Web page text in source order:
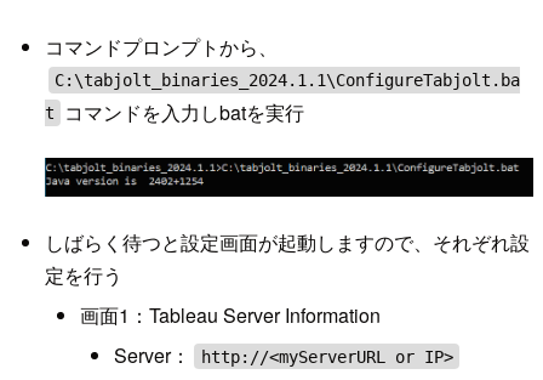
コマンドプロンプトから、
C:\tabjolt_binaries_2024.1.1\ConfigureTabjolt.ba
t
コマンドを入力しbatを実行
しばらく待つと設定画面が起動しますので、それぞれ設
定を行う
画面1：Tableau Server Information
Server：
http://<myServerURL or IP>